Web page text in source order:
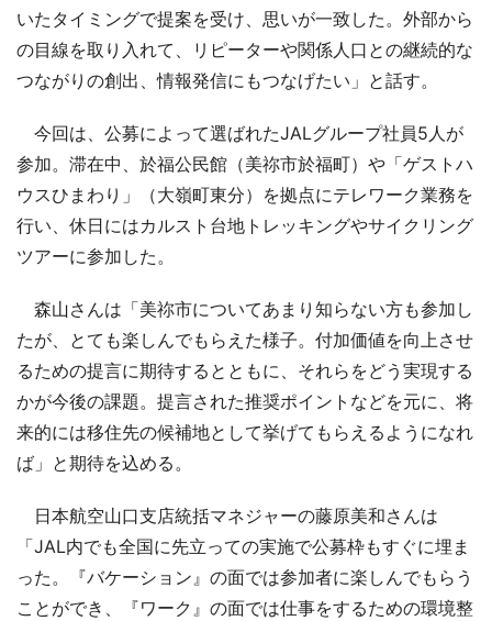
いたタイミングで提案を受け、思いが一致した。外部から
の目線を取り入れて、リピーターや関係人口との継続的な
つながりの創出、情報発信にもつなげたい」と話す。
今回は、公募によって選ばれたJALグループ社員5人が
参加。滞在中、於福公民館（美祢市於福町）や「ゲストハ
ウスひまわり」（大嶺町東分）を拠点にテレワーク業務を
行い、休日にはカルスト台地トレッキングやサイクリング
ツアーに参加した。
森山さんは「美祢市についてあまり知らない方も参加し
たが、とても楽しんでもらえた様子。付加価値を向上させ
るための提言に期待するとともに、それらをどう実現する
かが今後の課題。提言された推奨ポイントなどを元に、将
来的には移住先の候補地として挙げてもらえるようになれ
ば」と期待を込める。
日本航空山口支店統括マネジャーの藤原美和さんは
「JAL内でも全国に先立っての実施で公募枠もすぐに埋ま
った。『バケーション』の面では参加者に楽しんでもらう
ことができ、『ワーク』の面では仕事をするための環境整